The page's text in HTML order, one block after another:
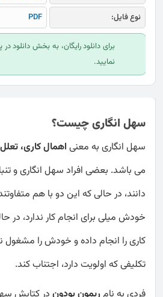
نوع فایل:
PDF
برای دانلود رایگان، به بخش دانلود
نمایید.
سهل انگاری چیست؟
سهل انگاری به معنیاهمال کاری،
می باشد. بعضی افراد سهل انگاری و
دانند، در حالی که این دو با هم
خودش میلی برای انجام کار ندارد، در
کاری را انجام داده و خودش را مشغول
تکلیفی که اولویت دارد، اجتناب کند.